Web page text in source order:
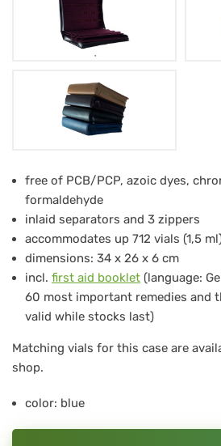
Astuccio
in
pelle
H-
712
per
pz
provette
in
free of PCB/PCP, azoic dyes,
formaldehyde
inlaid separators and 3 zippers
accommodates up 712 vials (1,5
dimensions: 34 x 26 x 6 cm
incl. first aid booklet (language:
60 most important remedies and
valid while stocks last)
Matching vials for this case are
shop.
color: blue